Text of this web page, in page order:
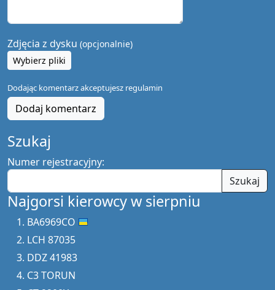
Zdjęcia z dysku (opcjonalnie)
Wybierz pliki
Dodając komentarz akceptujesz regulamin
Dodaj komentarz
Szukaj
Numer rejestracyjny:
Szukaj
Najgorsi kierowcy w sierpniu
BA6969CO
LCH 87035
DDZ 41983
C3 TORUN